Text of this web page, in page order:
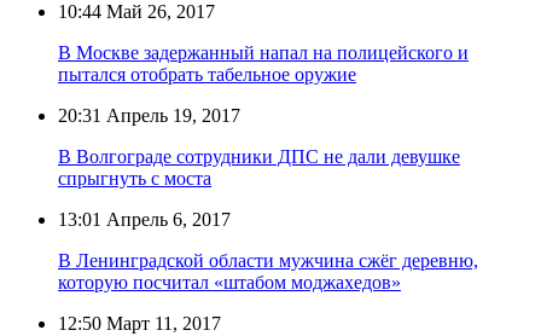
10:44 Май 26, 2017
В Москве задержанный напал на полицейского и
пытался отобрать табельное оружие
20:31 Апрель 19, 2017
В Волгограде сотрудники ДПС не дали девушке
спрыгнуть с моста
13:01 Апрель 6, 2017
В Ленинградской области мужчина сжёг деревню,
которую посчитал «штабом моджахедов»
12:50 Март 11, 2017